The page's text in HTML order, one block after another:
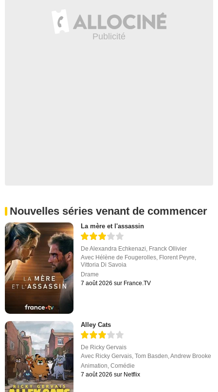
Nouvelles séries venant de commencer
La mère et l'assassin
DeAlexandra Echkenazi Franck Ollivier
Avec Hélène de Fougerolles Florent Peyre
Vittoria Di Savoia
Drame
7 août 2026 sur France.TV
Alley Cats
De Ricky Gervais
Avec Ricky Gervais,Tom Basden,Andrew Brooke
Animation,Comédie
7 août 2026 sur Netflix